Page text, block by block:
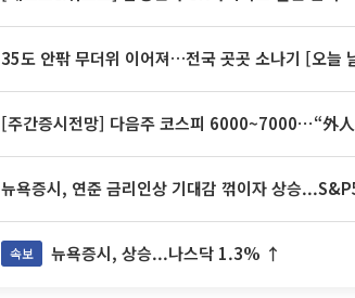
35도 안팎 무더위 이어져…전국 곳곳 소나기 [오늘
[주간증시전망] 다음주 코스피 6000~7000⋯“外人
뉴욕증시, 연준 금리인상 기대감 꺾이자 상승
속보 뉴욕증시, 상승...나스닥 1.3% ↑